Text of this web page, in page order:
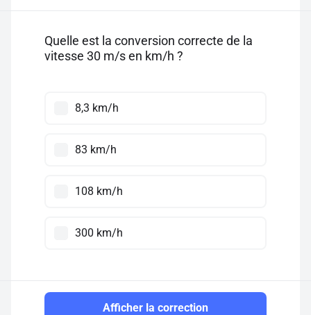
Quelle est la conversion correcte de la
vitesse 30 m/s en km/h ?
8,3 km/h
83 km/h
108 km/h
300 km/h
Afficher la correction